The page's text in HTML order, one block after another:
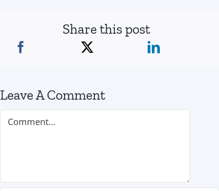
Share this post
Leave A Comment